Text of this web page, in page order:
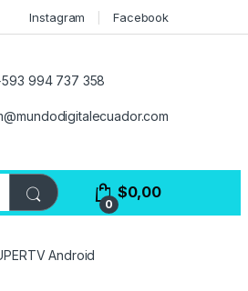
Instagram Facebook
994 737 358
0
$0,00
Android